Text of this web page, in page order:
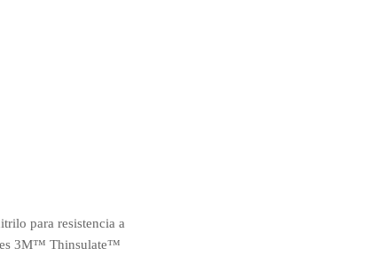
para resistencia a
3M™ Thinsulate™